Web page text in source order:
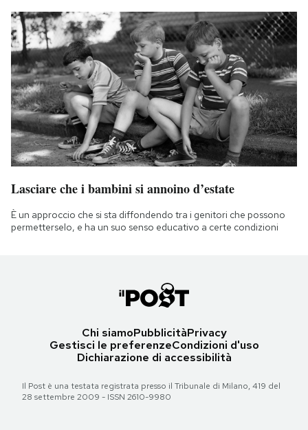
Lasciare che i bambini si annoino d’estate
È un approccio che si sta diffondendo tra i genitori che possono
permetterselo, e ha un suo senso educativo a certe condizioni
Chi siamoPubblicitàPrivacy
Gestisci le preferenzeCondizioni d'uso
Dichiarazione di accessibilità
Il Post è una testata registrata presso il Tribunale di Milano, 419 del
28 settembre 2009 - ISSN 2610-9980